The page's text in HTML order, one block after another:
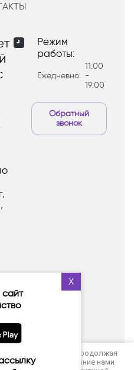
X
Режим
работы:
Ежедневно
11:00
-
19:00
Обратный
звонок
корейской косметики
Радуга Красоты
и метаданные. Продолжая
на использование нами